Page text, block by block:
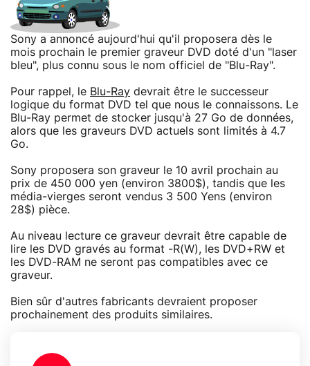
Sony a annoncé aujourd'hui qu'il proposera dès le
mois prochain le premier graveur DVD doté d'un "laser
bleu", plus connu sous le nom officiel de "Blu-Ray".
Pour rappel, le Blu-Ray devrait être le successeur
logique du format DVD tel que nous le connaissons. Le
Blu-Ray permet de stocker jusqu'à 27 Go de données,
alors que les graveurs DVD actuels sont limités à 4.7
Go.
Sony proposera son graveur le 10 avril prochain au
prix de 450 000 yen (environ 3800$), tandis que les
média-vierges seront vendus 3 500 Yens (environ
28$) pièce.
Au niveau lecture ce graveur devrait être capable de
lire les DVD gravés au format -R(W), les DVD+RW et
les DVD-RAM ne seront pas compatibles avec ce
graveur.
Bien sûr d'autres fabricants devraient proposer
prochainement des produits similaires.